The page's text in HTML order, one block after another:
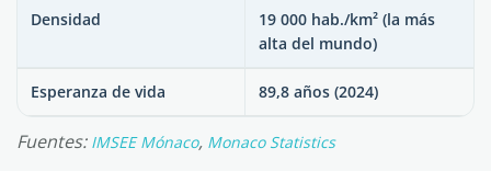
Densidad
19 000 hab./km² (la más
alta del mundo)
Esperanza de vida 89,8 años (2024)
Fuentes: IMSEE Mónaco, Monaco Statistics